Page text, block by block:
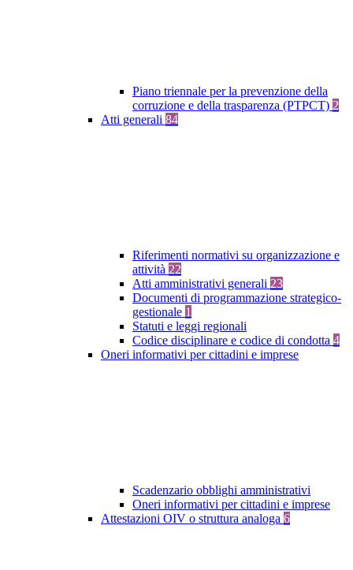
Piano triennale per la prevenzione della
corruzione e della trasparenza (PTPCT) 2
Atti generali 84
Riferimenti normativi su organizzazione e
attività 22
Atti amministrativi generali 23
Documenti di programmazione strategico-
gestionale 1
Statuti e leggi regionali
Codice disciplinare e codice di condotta 4
Oneri informativi per cittadini e imprese
Scadenzario obblighi amministrativi
Oneri informativi per cittadini e imprese
Attestazioni OIV o struttura analoga 6